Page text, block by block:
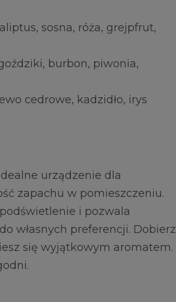
sosna, róża, grejpfrut,
burbon, piwonia,
cedrowe, kadzidło, irys
urządzenie dla
zapachu w pomieszczeniu.
i pozwala
własnych preferencji. Dobierz
się wyjątkowym aromatem.